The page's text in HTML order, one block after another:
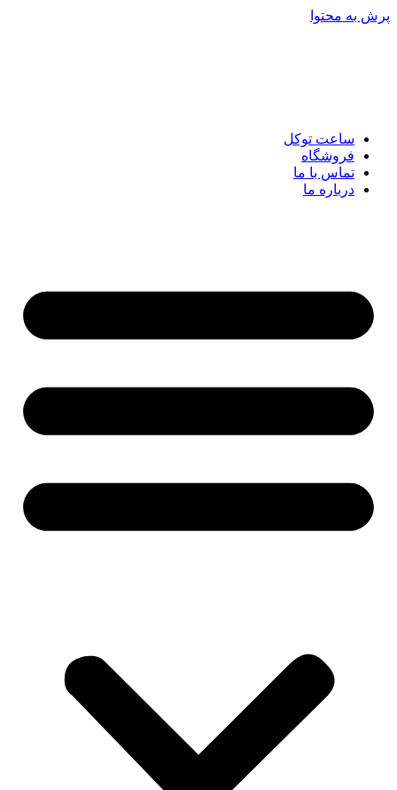
پرش به محتوا
ساعت توکل
فروشگاه
تماس با ما
درباره ما